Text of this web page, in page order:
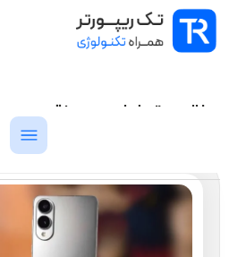
مطالب مرتبط با برچسب: نقد و بررسی